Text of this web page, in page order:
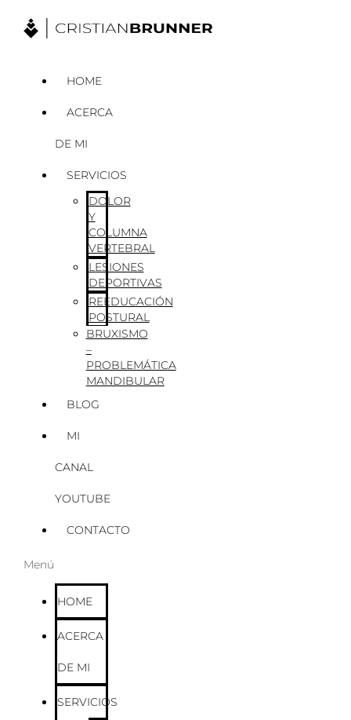
HOME
ACERCA
DE MI
SERVICIOS
DOLOR
Y
COLUMNA
VERTEBRAL
LESIONES
DEPORTIVAS
REEDUCACIÓN
POSTURAL
BRUXISMO
–
PROBLEMÁTICA
MANDIBULAR
BLOG
MI
CANAL
YOUTUBE
CONTACTO
Menú
HOME
ACERCA
DE MI
SERVICIOS